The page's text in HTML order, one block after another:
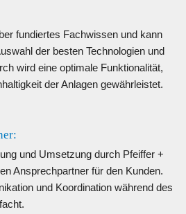
fundiertes Fachwissen und kann
der besten Technologien und
wird eine optimale Funktionalität,
der Anlagen gewährleistet.
und Umsetzung durch Pfeiffer +
Ansprechpartner für den Kunden.
und Koordination während des